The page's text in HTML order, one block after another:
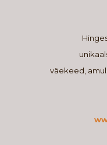
väekeed,